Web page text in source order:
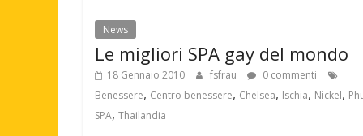
News
Le migliori SPA gay del mondo
18 Gennaio 2010 fsfrau
0 commenti
Benessere, Centro benessere, Chelsea, Ischia, Nickel,
SPA, Thailandia